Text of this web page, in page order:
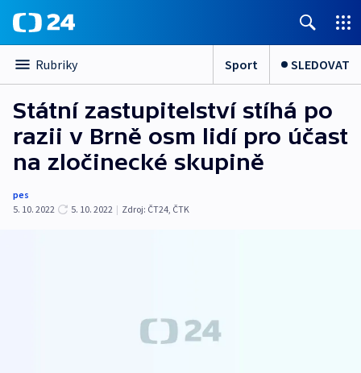
Rubriky Sport SLEDOVAT
Státní zastupitelství stíhá po
razii v Brně osm lidí pro účast
na zločinecké skupině
pes
5. 10. 2022
5. 10. 2022 | Zdroj: ČT24, ČTK